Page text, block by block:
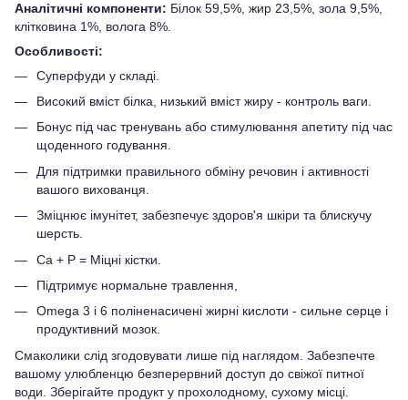
Аналітичні компоненти: Білок 59,5%, жир 23,5%, зола 9,5%,
клітковина 1%, волога 8%.
Особливості:
Суперфуди у складі.
Високий вміст білка, низький вміст жиру - контроль ваги.
Бонус під час тренувань або стимулювання апетиту під час
щоденного годування.
Для підтримки правильного обміну речовин і активності
вашого вихованця.
Зміцнює імунітет, забезпечує здоров'я шкіри та блискучу
шерсть.
Са + Р = Міцні кістки.
Підтримує нормальне травлення,
Omega 3 і 6 поліненасичені жирні кислоти - сильне серце і
продуктивний мозок.
Смаколики слід згодовувати лише під наглядом. Забезпечте
вашому улюбленцю безперервний доступ до свіжої питної
води. Зберігайте продукт у прохолодному, сухому місці.